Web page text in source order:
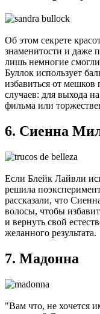
Об этом секрете
знаменитости и даже
лишь немногие
Буллок использует
избавиться от мешков
случаев: для выхода
фильма или
6. Сиенна
Если Блейк Лайвли
решила
рассказали, что
волосы, чтобы
и вернуть свой
желанного результата.
7. Мадонна
"Вам что, не хочется